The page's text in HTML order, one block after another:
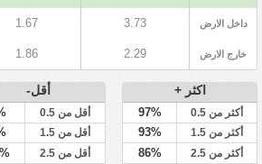
داخل الارض 3.73
1.67
خارج الارض 2.29
1.86
اكثر +
أكثر من 0.5 97%
أكثر من 1.5 93%
أكثر من 2.5 86%
أقل-
أقل من 0.5
أقل من 1.5
أقل من 2.5